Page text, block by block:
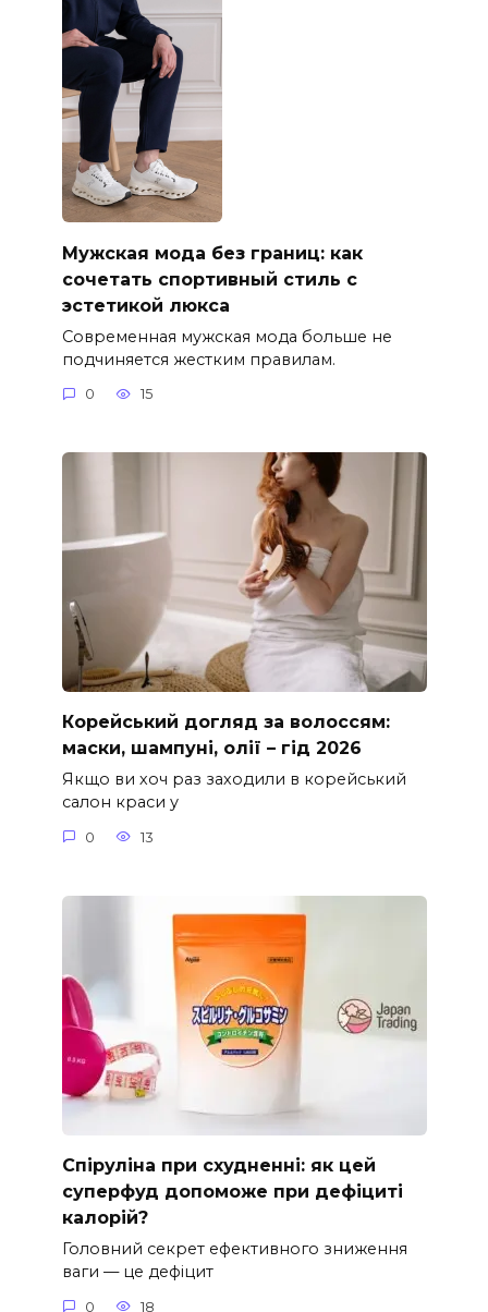
Мужская мода без границ: как
сочетать спортивный стиль с
эстетикой люкса
Современная мужская мода больше не
подчиняется жестким правилам.
0 15
Корейський догляд за волоссям:
маски, шампуні, олії – гід 2026
Якщо ви хоч раз заходили в корейський
салон краси у
0 13
Спіруліна при схудненні: як цей
суперфуд допоможе при дефіциті
калорій?
Головний секрет ефективного зниження
ваги — це дефіцит
0 18